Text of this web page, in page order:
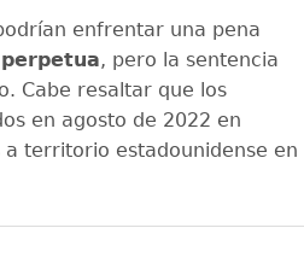
enfrentar una pena
, pero la sentencia
Cabe resaltar que los
en agosto de 2022 en
territorio estadounidense en